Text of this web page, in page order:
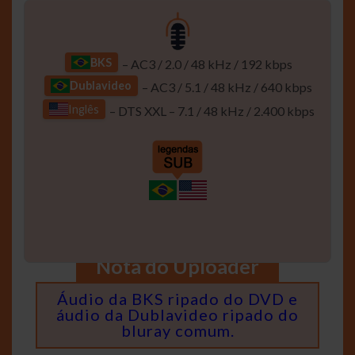
BKS – AC3 / 2.0 / 48 kHz / 192 kbps
Dublavideo – AC3 / 5.1 / 48 kHz / 640 kbps
Inglês – DTS XXL – 7.1 / 48 kHz / 2.400 kbps
Nota do Uploader
Áudio da BKS ripado do DVD e
áudio da Dublavideo ripado do
bluray comum.